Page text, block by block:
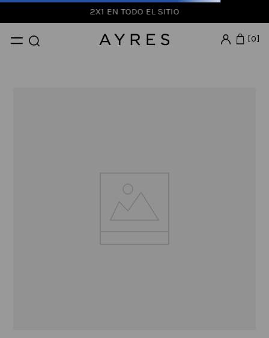
2X1 EN TODO EL SITIO
0